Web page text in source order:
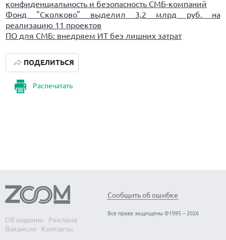
конфиденциальность и безопасность СМБ-компаний
Фонд "Сколково" выделил 3,2 млрд руб. на
реализацию 11 проектов
ПО для СМБ: внедряем ИТ без лишних затрат
Распечатать
ПОДЕЛИТЬСЯ
Об издании
Реклама
Вакансии
Контакты
Сообщить об ошибке
Все права защищены ©1995 – 2026